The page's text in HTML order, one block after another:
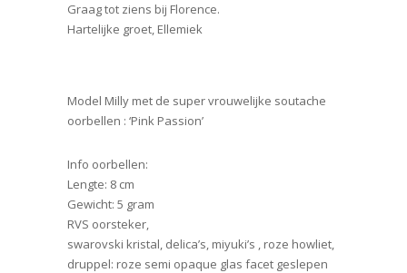
Graag tot ziens bij Florence.
Hartelijke groet, Ellemiek
Model Milly met de super vrouwelijke soutache
oorbellen : ‘Pink Passion’
Info oorbellen:
Lengte: 8 cm
Gewicht: 5 gram
RVS oorsteker,
swarovski kristal, delica’s, miyuki’s , roze howliet,
druppel: roze semi opaque glas facet geslepen